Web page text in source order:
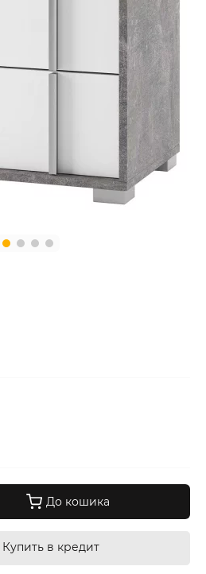
До кошика
Купить в кредит